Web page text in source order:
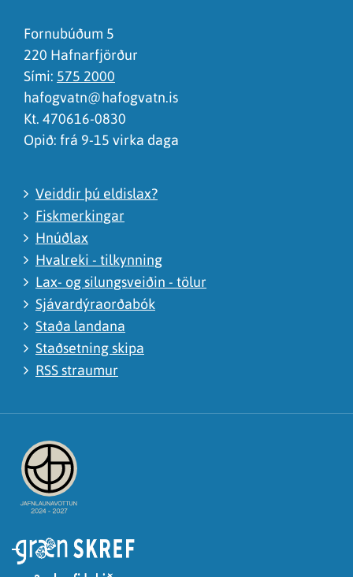
Það er of mikið efni á síðunni
Ég skil ekki efnið, finnst það of flókið
Fornubúðum 5
220 Hafnarfjörður
Sími: 575 2000
hafogvatn@hafogvatn.is
Kt. 470616-0830
Opið: frá 9-15 virka daga
Veiddir þú eldislax?
Fiskmerkingar
Hnúðlax
Hvalreki - tilkynning
Lax- og silungsveiðin - tölur
Sjávardýraorðabók
Staða landana
Staðsetning skipa
RSS straumur